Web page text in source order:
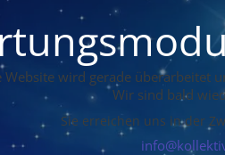
Website wird gerade überarbeitet
Wir sind bald
Sie erreichen uns in der